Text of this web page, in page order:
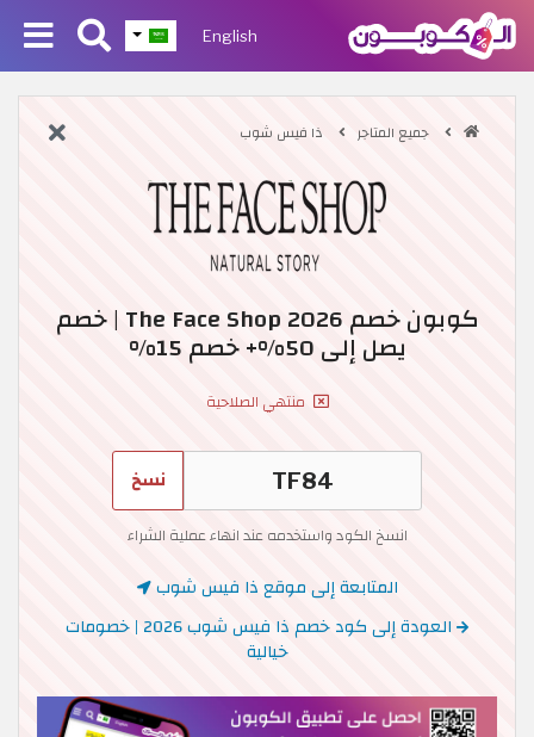
English
جميع المتاجر ذا فيس شوب
كوبون خصم The Face Shop 2026 | خصم
يصل إلى 50%+ خصم 15%
منتهي الصلاحية
نسخ
انسخ الكود واستخدمه عند انهاء عملية الشراء
المتابعة إلى موقع ذا فيس شوب
العودة إلى كود خصم ذا فيس شوب 2026 | خصومات
خيالية